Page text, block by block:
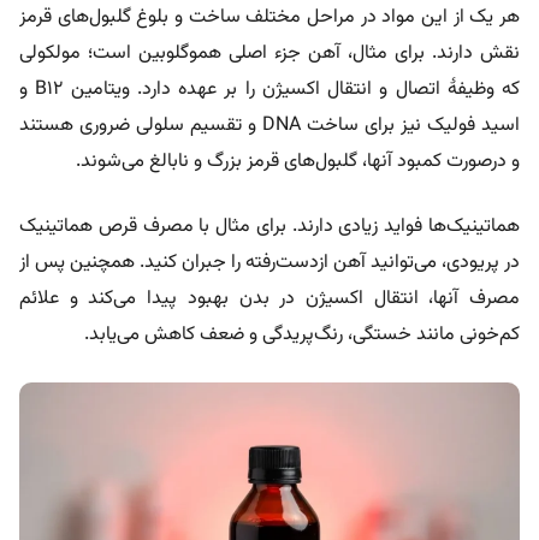
هر یک از این مواد در مراحل مختلف ساخت و بلوغ گلبول‌های قرمز
نقش دارند. برای مثال، آهن جزء اصلی هموگلوبین است؛ مولکولی
که وظیفۀ اتصال و انتقال اکسیژن را بر عهده دارد. ویتامین B12 و
اسید فولیک نیز برای ساخت DNA و تقسیم سلولی ضروری هستند
و درصورت کمبود آنها، گلبول‌های قرمز بزرگ و نابالغ می‌شوند.
هماتینیک‌ها فواید زیادی دارند. برای مثال با مصرف قرص هماتینیک
در پریودی، می‌توانید آهن ازدست‌رفته را جبران کنید. همچنین پس از
مصرف آنها، انتقال اکسیژن در بدن بهبود پیدا می‌کند و علائم
کم‌خونی مانند خستگی، رنگ‌پریدگی و ضعف کاهش می‌یابد.